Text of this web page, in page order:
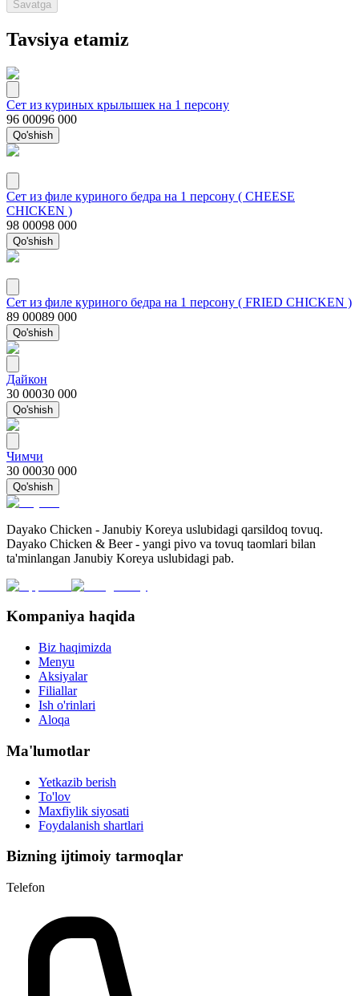
Savatga
Tavsiya etamiz
Сет из куриных крылышек на 1 персону
96 00096 000
Qo'shish
Сет из филе куриного бедра на 1 персону ( CHEESE
CHICKEN )
98 00098 000
Qo'shish
Сет из филе куриного бедра на 1 персону ( FRIED CHICKEN )
89 00089 000
Qo'shish
Дайкон
30 00030 000
Qo'shish
Чимчи
30 00030 000
Qo'shish
Dayako Chicken - Janubiy Koreya uslubidagi qarsildoq tovuq.
Dayako Chicken & Beer - yangi pivo va tovuq taomlari bilan
ta'minlangan Janubiy Koreya uslubidagi pab.
Kompaniya haqida
Biz haqimizda
Menyu
Aksiyalar
Filiallar
Ish o'rinlari
Aloqa
Ma'lumotlar
Yetkazib berish
To'lov
Maxfiylik siyosati
Foydalanish shartlari
Bizning ijtimoiy tarmoqlar
Telefon